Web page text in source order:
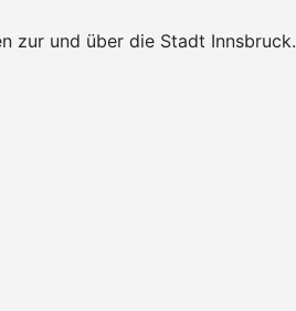
zur und über die Stadt Innsbruck.